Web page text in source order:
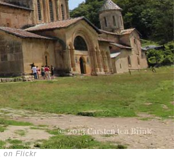
on Flickr